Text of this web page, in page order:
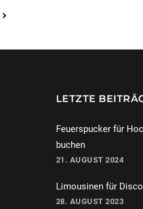
LETZTE
Feuerspucker für
buchen
21. AUGUST 2024
Limousinen für
28. AUGUST 2023